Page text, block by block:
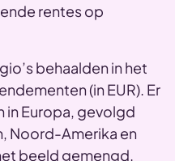
rentes op
behaalden in het
(in EUR). Er
in Europa, gevolgd
Noord-Amerika en
beeld gemengd.